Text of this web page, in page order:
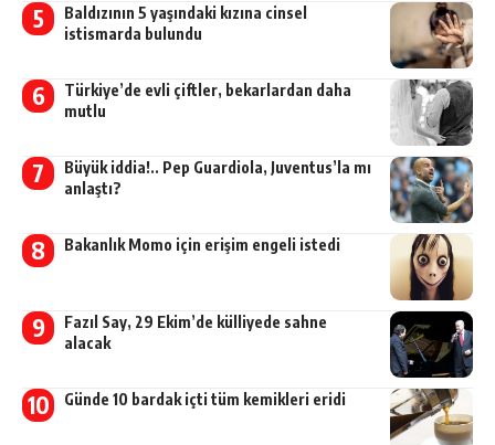
Baldızının 5 yaşındaki kızına cinsel
istismarda bulundu
Türkiye’de evli çiftler, bekarlardan daha
mutlu
Büyük iddia!.. Pep Guardiola, Juventus’la mı
anlaştı?
Bakanlık Momo için erişim engeli istedi
Fazıl Say, 29 Ekim’de külliyede sahne
alacak
Günde 10 bardak içti tüm kemikleri eridi